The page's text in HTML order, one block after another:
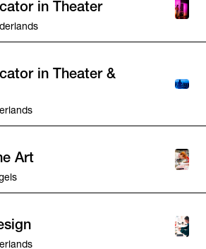
in Theater
in Theater &
Art